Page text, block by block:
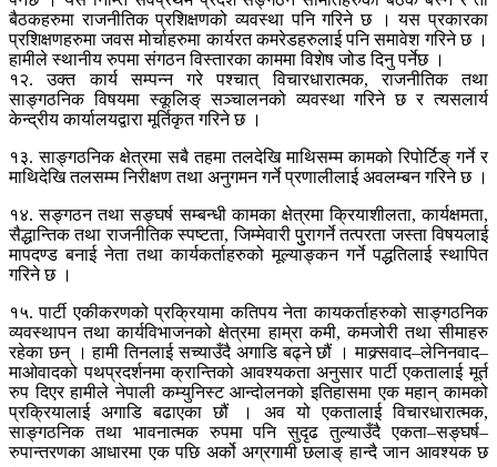
बैठकहरुमा राजनीतिक प्रशिक्षणको व्यवस्था पनि गरिने छ । यस प्रकारका
प्रशिक्षणहरुमा जवस मोर्चाहरुमा कार्यरत कमरेडहरुलाई पनि समावेश गरिने छ ।
हामीले स्थानीय रुपमा संगठन विस्तारका काममा विशेष जोड दिनु पर्नेछ ।
१२. उक्त कार्य सम्पन्न गरे पश्चात् विचारधारात्मक, राजनीतिक तथा
साङ्गठनिक विषयमा स्कूलिङ् सञ्चालनको व्यवस्था गरिने छ र त्यसलार्य
केन्द्रीय कार्यालयद्वारा मूर्तिकृत गरिने छ ।
१३. साङ्गठनिक क्षेत्रमा सबै तहमा तलदेखि माथिसम्म कामको रिपोर्टिङ् गर्ने र
माथिदेखि तलसम्म निरीक्षण तथा अनुगमन गर्ने प्रणालीलाई अवलम्बन गरिने छ ।
१४. सङ्गठन तथा सङ्घर्ष सम्बन्धी कामका क्षेत्रमा क्रियाशीलता, कार्यक्षमता,
सैद्धान्तिक तथा राजनीतिक स्पष्टता, जिम्मेवारी पुुरागर्ने तत्परता जस्ता विषयलाई
मापदण्ड बनाई नेता तथा कार्यकर्ताहरुको मूल्याङ्कन गर्ने पद्धतिलाई स्थापित
गरिने छ ।
१५. पार्टी एकीकरणको प्रक्रियामा कतिपय नेता कायकर्ताहरुको साङ्गठनिक
व्यवस्थापन तथा कार्यविभाजनको क्षेत्रमा हाम्रा कमी, कमजोरी तथा सीमाहरु
रहेका छन् । हामी तिनलाई सच्याउँदै अगाडि बढ्ने छौं । माक्र्सवाद–लेनिनवाद–
माओवादको पथप्रदर्शनमा क्रान्तिको आवश्यकता अनुसार पार्टी एकतालाई मूर्त
रुप दिएर हामीले नेपाली कम्युनिस्ट आन्दोलनको इतिहासमा एक महान् कामको
प्रक्रियालाई अगाडि बढाएका छौं । अव यो एकतालाई विचारधारात्मक,
साङ्गठनिक तथा भावनात्मक रुपमा पनि सुदृढ तुल्याउँदै एकता–सङ्घर्ष–
रुपान्तरणका आधारमा एक पछि अर्को अग्रगामी छलाङ् हान्दै जान आवश्यक छ